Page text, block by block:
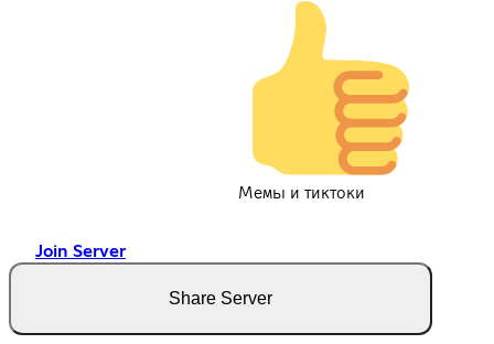
Мемы и тиктоки
Join Server
Share Server